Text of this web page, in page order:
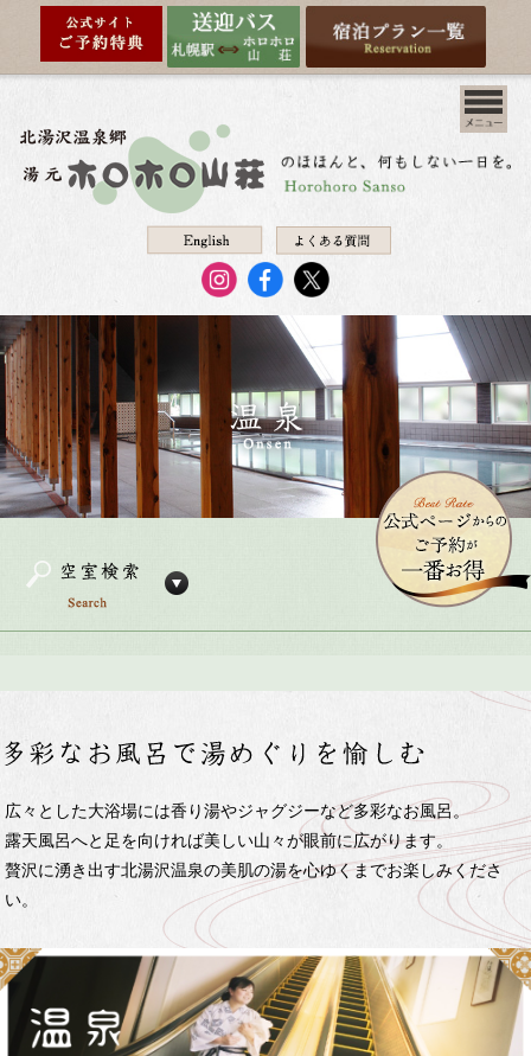
広々とした大浴場には香り湯やジャグジーなど多彩なお風呂。
露天風呂へと足を向ければ美しい山々が眼前に広がります。
贅沢に湧き出す北湯沢温泉の美肌の湯を心ゆくまでお楽しみくださ
い。